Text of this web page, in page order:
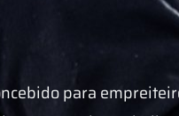
para